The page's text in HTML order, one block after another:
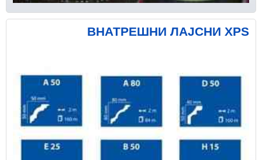
ВНАТРЕШНИ ЛАЈСНИ XPS